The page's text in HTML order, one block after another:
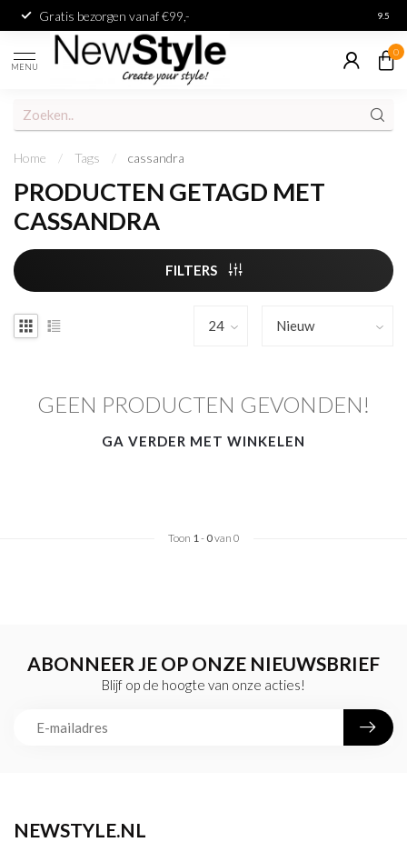
Gratis bezorgen vanaf €99,- 9.5
MENU
0
Home / Tags / cassandra
PRODUCTEN GETAGD MET
CASSANDRA
FILTERS
GEEN PRODUCTEN GEVONDEN!
GA VERDER MET WINKELEN
Toon 1- 0van 0
ABONNEER JE OP ONZE NIEUWSBRIEF
Blijf op de hoogte van onze acties!
NEWSTYLE.NL